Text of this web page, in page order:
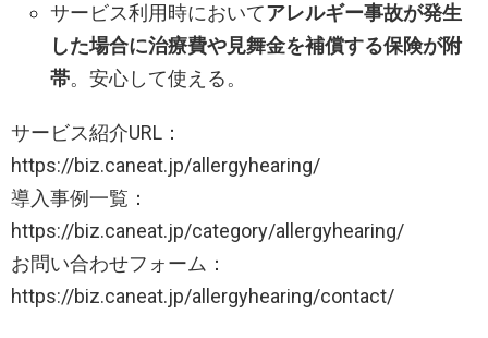
サービス利用時においてアレルギー事故が発生
した場合に治療費や見舞金を補償する保険が附
帯。安心して使える。
サービス紹介URL：
https://biz.caneat.jp/allergyhearing/
導入事例一覧：
https://biz.caneat.jp/category/allergyhearing/
お問い合わせフォーム：
https://biz.caneat.jp/allergyhearing/contact/